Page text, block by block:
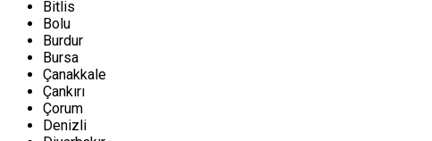
Bitlis
Bolu
Burdur
Bursa
Çanakkale
Çankırı
Çorum
Denizli